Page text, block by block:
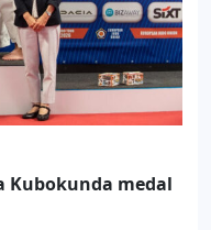
Kubokunda medal